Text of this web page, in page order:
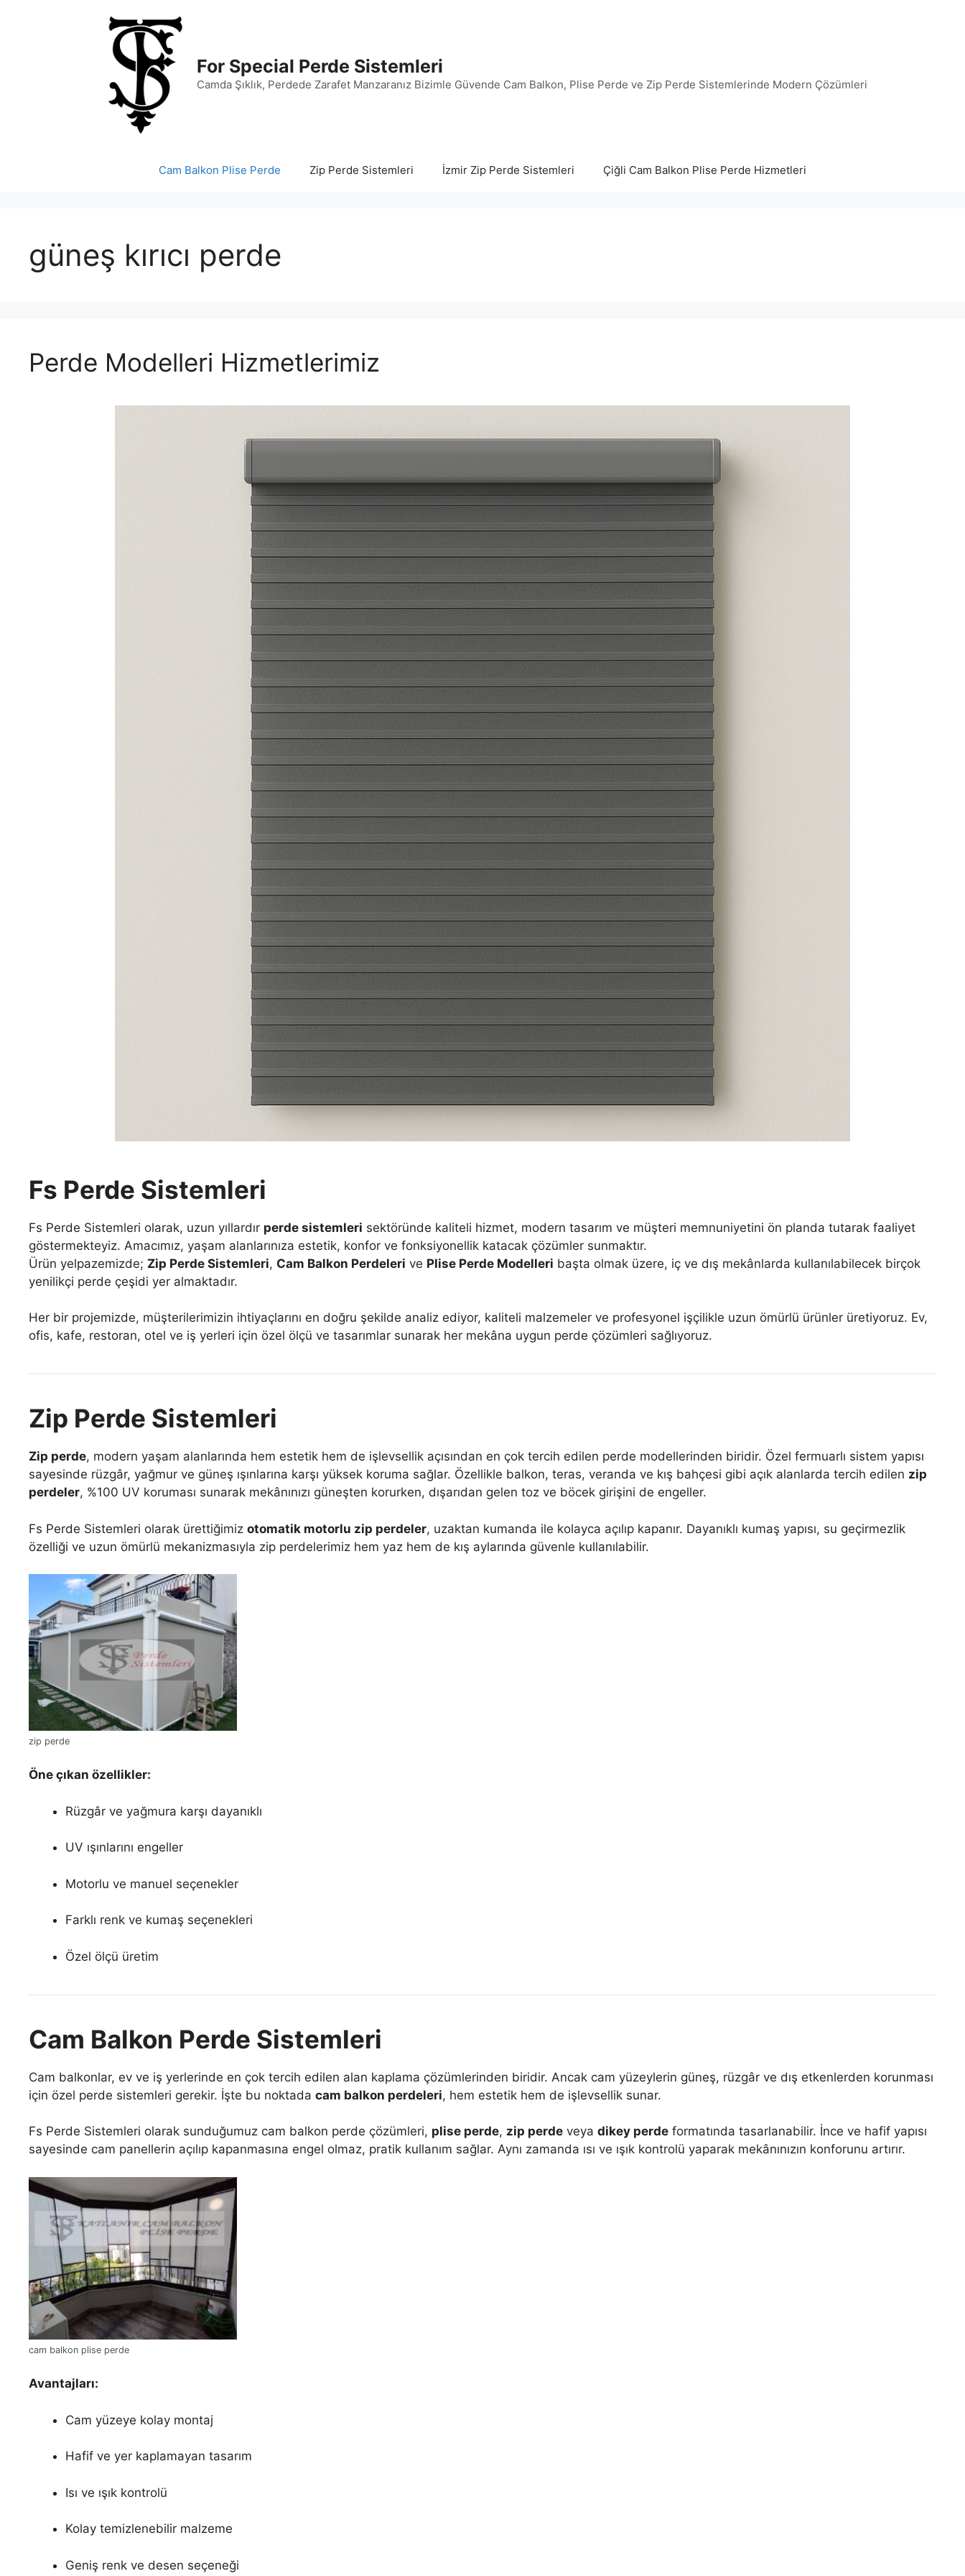
For Special Perde Sistemleri
Camda Şıklık, Perdede Zarafet Manzaranız Bizimle Güvende Cam Balkon, Plise Perde ve Zip Perde Sistemlerinde Modern Çözümleri
Cam Balkon Plise Perde Zip Perde Sistemleri İzmir Zip Perde Sistemleri Çiğli Cam Balkon Plise Perde Hizmetleri
güneş kırıcı perde
Perde Modelleri Hizmetlerimiz
Fs Perde Sistemleri
Fs Perde Sistemleri olarak, uzun yıllardır perde sistemleri sektöründe kaliteli hizmet, modern tasarım ve müşteri memnuniyetini ön planda tutarak faaliyet
göstermekteyiz. Amacımız, yaşam alanlarınıza estetik, konfor ve fonksiyonellik katacak çözümler sunmaktır.
Ürün yelpazemizde; Zip Perde Sistemleri, Cam Balkon Perdeleri ve Plise Perde Modelleri başta olmak üzere, iç ve dış mekânlarda kullanılabilecek birçok
yenilikçi perde çeşidi yer almaktadır.
Her bir projemizde, müşterilerimizin ihtiyaçlarını en doğru şekilde analiz ediyor, kaliteli malzemeler ve profesyonel işçilikle uzun ömürlü ürünler üretiyoruz. Ev,
ofis, kafe, restoran, otel ve iş yerleri için özel ölçü ve tasarımlar sunarak her mekâna uygun perde çözümleri sağlıyoruz.
Zip Perde Sistemleri
Zip perde, modern yaşam alanlarında hem estetik hem de işlevsellik açısından en çok tercih edilen perde modellerinden biridir. Özel fermuarlı sistem yapısı
sayesinde rüzgâr, yağmur ve güneş ışınlarına karşı yüksek koruma sağlar. Özellikle balkon, teras, veranda ve kış bahçesi gibi açık alanlarda tercih edilen zip
perdeler, %100 UV koruması sunarak mekânınızı güneşten korurken, dışarıdan gelen toz ve böcek girişini de engeller.
Fs Perde Sistemleri olarak ürettiğimiz otomatik motorlu zip perdeler, uzaktan kumanda ile kolayca açılıp kapanır. Dayanıklı kumaş yapısı, su geçirmezlik
özelliği ve uzun ömürlü mekanizmasıyla zip perdelerimiz hem yaz hem de kış aylarında güvenle kullanılabilir.
zip perde
Öne çıkan özellikler:
Rüzgâr ve yağmura karşı dayanıklı
UV ışınlarını engeller
Motorlu ve manuel seçenekler
Farklı renk ve kumaş seçenekleri
Özel ölçü üretim
Cam Balkon Perde Sistemleri
Cam balkonlar, ev ve iş yerlerinde en çok tercih edilen alan kaplama çözümlerinden biridir. Ancak cam yüzeylerin güneş, rüzgâr ve dış etkenlerden korunması
için özel perde sistemleri gerekir. İşte bu noktada cam balkon perdeleri, hem estetik hem de işlevsellik sunar.
Fs Perde Sistemleri olarak sunduğumuz cam balkon perde çözümleri, plise perde, zip perde veya dikey perde formatında tasarlanabilir. İnce ve hafif yapısı
sayesinde cam panellerin açılıp kapanmasına engel olmaz, pratik kullanım sağlar. Aynı zamanda ısı ve ışık kontrolü yaparak mekânınızın konforunu artırır.
cam balkon plise perde
Avantajları:
Cam yüzeye kolay montaj
Hafif ve yer kaplamayan tasarım
Isı ve ışık kontrolü
Kolay temizlenebilir malzeme
Geniş renk ve desen seçeneği